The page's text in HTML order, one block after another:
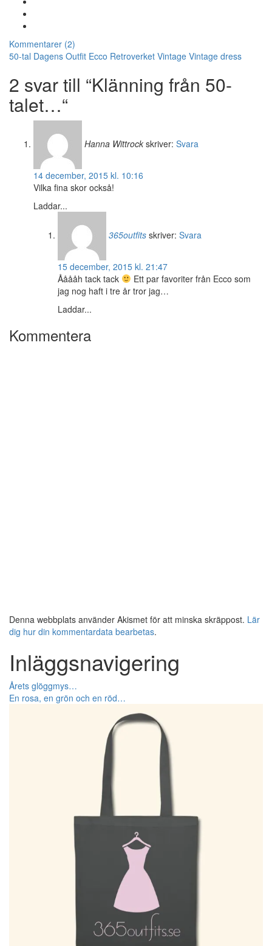
Kommentarer (2)
50-tal Dagens Outfit Ecco Retroverket Vintage Vintage dress
2 svar till “Klänning från 50-
talet…“
Hanna Wittrock skriver: Svara
14 december, 2015 kl. 10:16
Vilka fina skor också!
Laddar...
365outfits skriver: Svara
15 december, 2015 kl. 21:47
Ååååh tack tack
Ett par favoriter från Ecco som
jag nog haft i tre år tror jag…
Laddar...
Kommentera
Denna webbplats använder Akismet för att minska skräppost. Lär
dig hur din kommentardata bearbetas.
Inläggsnavigering
Årets glöggmys…
En rosa, en grön och en röd…